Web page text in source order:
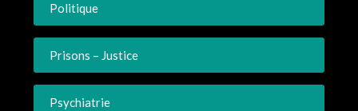
Politique
Prisons – Justice
Psychiatrie